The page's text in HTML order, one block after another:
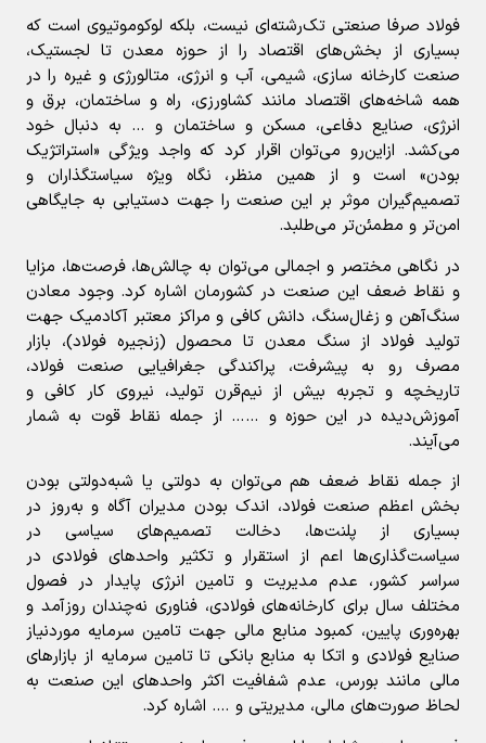
فولاد صرفا صنعتی تک‌رشته‌ای نیست، بلکه لوکوموتیوی است که
بسیاری از بخش‌های اقتصاد را از حوزه معدن تا لجستیک،
صنعت کارخانه سازی، شیمی، آب و انرژی، متالورژی و غیره را در
همه شاخه‌های اقتصاد مانند کشاورزی، راه و ساختمان، برق و
انرژی، صنایع دفاعی، مسکن و ساختمان و … به دنبال خود
می‌کشد. ازاین‌رو می‌توان اقرار کرد که واجد ویژگی «استراتژیک
بودن» است و از همین منظر، نگاه ویژه سیاستگذاران و
تصمیم‌گیران موثر بر این صنعت را جهت دستیابی به جایگاهی
امن‌تر و مطمئن‌تر می‌طلبد.
در نگاهی مختصر و اجمالی می‌توان به چالش‌ها، فرصت‌ها، مزایا
و نقاط ضعف این صنعت در کشورمان اشاره کرد. وجود معادن
سنگ‌آهن و زغال‌سنگ، دانش کافی و مراکز معتبر آکادمیک جهت
تولید فولاد از سنگ معدن تا محصول (زنجیره فولاد)، بازار
مصرف رو به پیشرفت، پراکندگی جغرافیایی صنعت فولاد،
تاریخچه و تجربه بیش از نیم‌قرن تولید، نیروی کار کافی و
آموزش‌دیده در این حوزه و …… از جمله نقاط قوت به شمار
می‌آیند.
از جمله نقاط ضعف هم می‌توان به دولتی یا شبه‌دولتی بودن
بخش اعظم صنعت فولاد، اندک بودن مدیران آگاه و به‌روز در
بسیاری از پلنت‌ها، دخالت تصمیم‌های سیاسی در
سیاست‌گذاری‌ها اعم از استقرار و تکثیر واحدهای فولادی در
سراسر کشور، عدم مدیریت و تامین انرژی پایدار در فصول
مختلف سال برای کارخانه‌های فولادی، فناوری نه‌چندان روزآمد و
بهره‌وری پایین، کمبود منابع مالی جهت تامین سرمایه موردنیاز
صنایع فولادی و اتکا به منابع بانکی تا تامین سرمایه از بازارهای
مالی مانند بورس، عدم شفافیت اکثر واحدهای این صنعت به
لحاظ صورت‌های مالی، مدیریتی و …. اشاره کرد.